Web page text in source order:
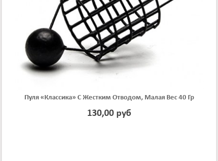
Пуля «классика» С Жестким Отводом, Малая Вес 40 Гр
130,00 руб